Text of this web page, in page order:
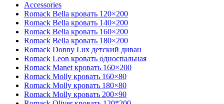
Accessories
Romack Bella кровать 120×200
Romack Bella кровать 140×200
Romack Bella кровать 160×200
Romack Bella кровать 180×200
Romack Donny Lux детский диван
Romack Leon кровать односпальная
Romack Manet кровать 160×200
Romack Molly кровать 160×80
Romack Molly кровать 180×80
Romack Molly кровать 200×90